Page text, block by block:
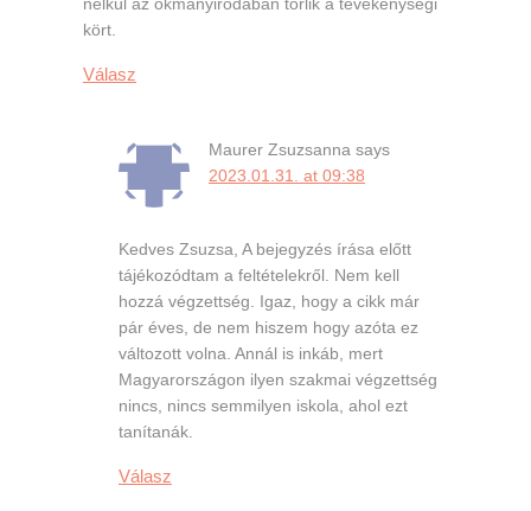
kört.
Válasz
Maurer Zsuzsanna says
2023.01.31. at 09:38
Kedves Zsuzsa, A bejegyzés írása előtt
tájékozódtam a feltételekről. Nem kell
hozzá végzettség. Igaz, hogy a cikk már
pár éves, de nem hiszem hogy azóta ez
változott volna. Annál is inkáb, mert
Magyarországon ilyen szakmai végzettség
nincs, nincs semmilyen iskola, ahol ezt
tanítanák.
Válasz